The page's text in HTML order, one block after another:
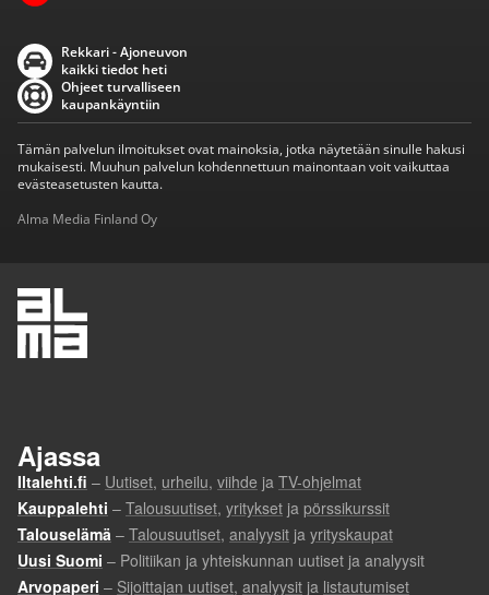
Rekkari - Ajoneuvon
kaikki tiedot heti
Ohjeet turvalliseen
kaupankäyntiin
Tämän palvelun ilmoitukset ovat mainoksia, jotka näytetään sinulle hakusi
mukaisesti. Muuhun palvelun kohdennettuun mainontaan voit vaikuttaa
evästeasetusten kautta.
Alma Media Finland Oy